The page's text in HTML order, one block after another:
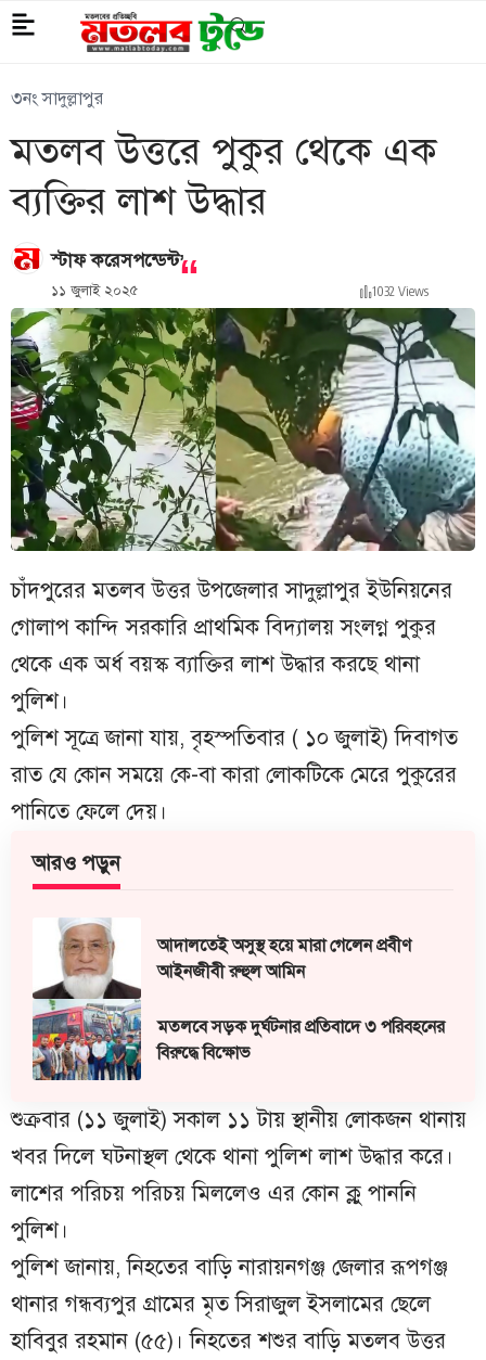
৩নং সাদুল্লাপুর
মতলব উত্তরে পুকুর থেকে এক
ব্যক্তির লাশ উদ্ধার
স্টাফ করেসপন্ডেন্ট,
১১ জুলাই ২০২৫ 1032 Views
চাঁদপুরের মতলব উত্তর উপজেলার সাদুল্লাপুর ইউনিয়নের
গোলাপ কান্দি সরকারি প্রাথমিক বিদ্যালয় সংলগ্ন পুকুর
থেকে এক অর্ধ বয়স্ক ব্যাক্তির লাশ উদ্ধার করছে থানা
পুলিশ।
পুলিশ সূত্রে জানা যায়, বৃহস্পতিবার ( ১০ জুলাই) দিবাগত
রাত যে কোন সময়ে কে-বা কারা লোকটিকে মেরে পুকুরের
পানিতে ফেলে দেয়।
আরও পড়ুন
আদালতেই অসুস্থ হয়ে মারা গেলেন প্রবীণ
আইনজীবী রুহুল আমিন
মতলবে সড়ক দুর্ঘটনার প্রতিবাদে ৩ পরিবহনের
বিরুদ্ধে বিক্ষোভ
শুক্রবার (১১ জুলাই) সকাল ১১ টায় স্থানীয় লোকজন থানায়
খবর দিলে ঘটনাস্থল থেকে থানা পুলিশ লাশ উদ্ধার করে।
লাশের পরিচয় পরিচয় মিললেও এর কোন ক্লু পাননি
পুলিশ।
পুলিশ জানায়, নিহতের বাড়ি নারায়নগঞ্জ জেলার রূপগঞ্জ
থানার গন্ধব্যপুর গ্রামের মৃত সিরাজুল ইসলামের ছেলে
হাবিবুর রহমান (৫৫)। নিহতের শশুর বাড়ি মতলব উত্তর